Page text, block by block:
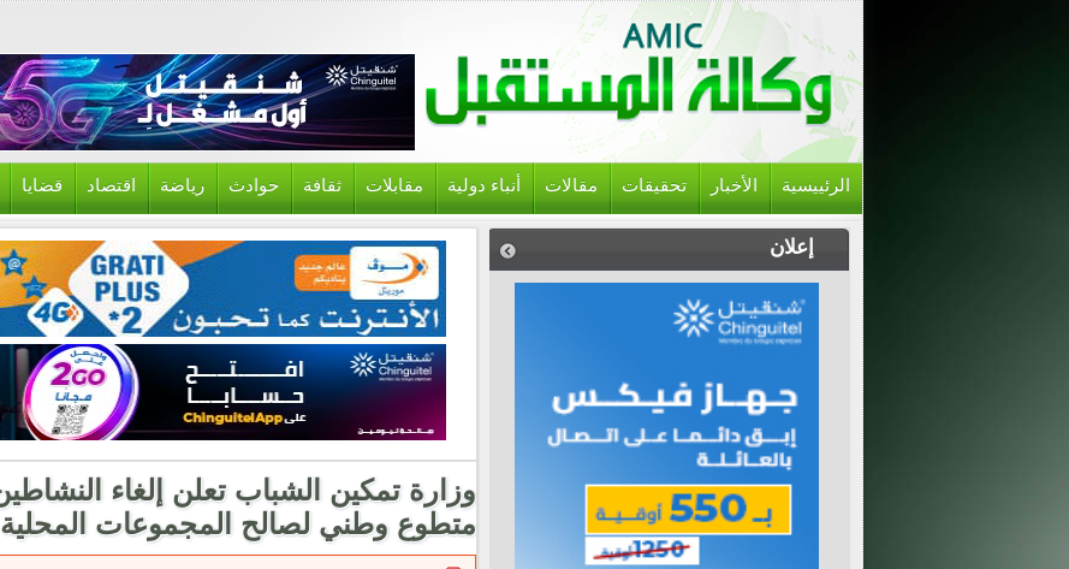
الرئييسية الأخبار تحقيقات مقالات أنباء دولية مقابلات ثقافة حوادث رياضة اقتصاد قضايا
إعلان
متطوع وطني لصالح المجموعات المحلية